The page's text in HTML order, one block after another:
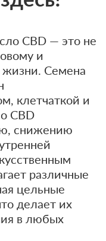
CBD — это не
и
жизни. Семена
клетчаткой и
CBD
снижению
различные
цельные
делает их
в любых